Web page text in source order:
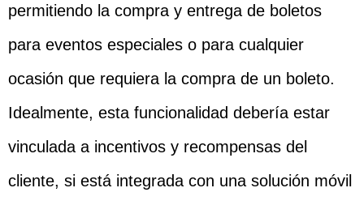
permitiendo la compra y entrega de boletos
para eventos especiales o para cualquier
ocasión que requiera la compra de un boleto.
Idealmente, esta funcionalidad debería estar
vinculada a incentivos y recompensas del
cliente, si está integrada con una solución móvil